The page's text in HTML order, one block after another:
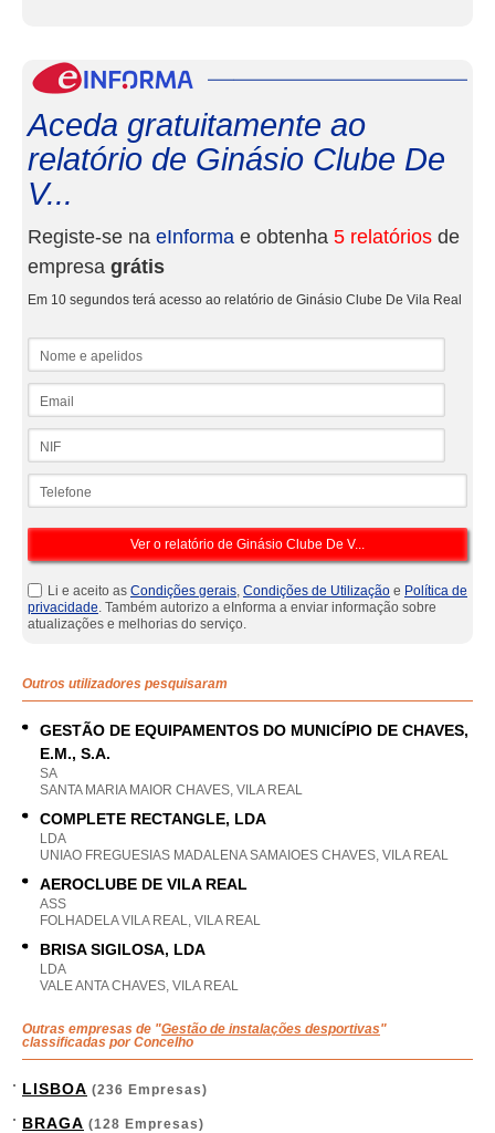
Aceda gratuitamente ao
relatório de Ginásio Clube De
V...
Registe-se na eInforma e obtenha 5 relatórios de
empresa grátis
Em 10 segundos terá acesso ao relatório de Ginásio Clube De Vila Real
Li e aceito as Condições gerais, Condições de Utilização e Política de
privacidade. Também autorizo a eInforma a enviar informação sobre
atualizações e melhorias do serviço.
Outros utilizadores pesquisaram
GESTÃO DE EQUIPAMENTOS DO MUNICÍPIO DE CHAVES,
E.M., S.A.
SA
SANTA MARIA MAIOR CHAVES, VILA REAL
COMPLETE RECTANGLE, LDA
LDA
UNIAO FREGUESIAS MADALENA SAMAIOES CHAVES, VILA REAL
AEROCLUBE DE VILA REAL
ASS
FOLHADELA VILA REAL, VILA REAL
BRISA SIGILOSA, LDA
LDA
VALE ANTA CHAVES, VILA REAL
Outras empresas de "Gestão de instalações desportivas"
classificadas por Concelho
LISBOA (236 Empresas)
BRAGA (128 Empresas)